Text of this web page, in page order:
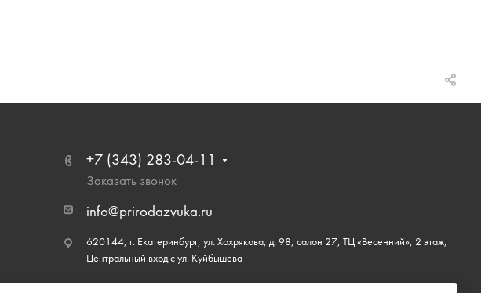
+7 (343) 283-04-11
Заказать звонок
info@prirodazvuka.ru
620144, г. Екатеринбург, ул. Хохрякова, д. 98, салон 27, ТЦ «Весенний», 2 этаж,
Центральный вход с ул. Куйбышева